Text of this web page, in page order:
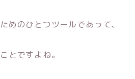
めのひとつツールであって、
とですよね。